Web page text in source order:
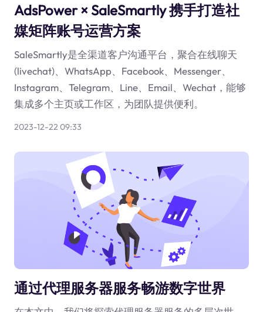
AdsPower × SaleSmartly 携手打造社
媒矩阵账号运营方案
SaleSmartly是全渠道客户沟通平台，聚合在线聊天
(livechat)、WhatsApp、Facebook、Messenger、
Instagram、Telegram、Line、Email、Wechat，能够
集成多个主页或工作区，为团队提供便利。
2023-12-22 09:33
通过代理服务器服务畅游数字世界